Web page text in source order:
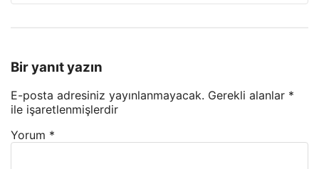
Bir yanıt yazın
E-posta adresiniz yayınlanmayacak. Gerekli alanlar *
ile işaretlenmişlerdir
Yorum *